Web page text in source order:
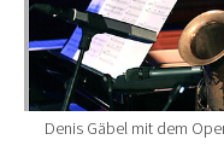
Denis Gäbel mit dem